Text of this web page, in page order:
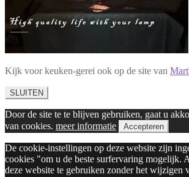
Kijk voor keuken-gerei ook op de site van
SLUITEN
Door de site te te blijven gebruiken, gaat u
van cookies. meer informatie Accepteren
De cookie-instellingen op deze website zijn
cookies "om u de beste surfervaring mogelijk.
deze website te gebruiken zonder het wijzigen